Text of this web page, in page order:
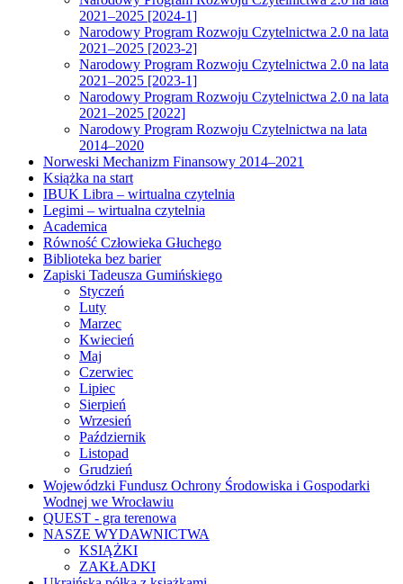
2021–2025 [2024-1]
Narodowy Program Rozwoju Czytelnictwa 2.0 na lata
2021–2025 [2023-2]
Narodowy Program Rozwoju Czytelnictwa 2.0 na lata
2021–2025 [2023-1]
Narodowy Program Rozwoju Czytelnictwa 2.0 na lata
2021–2025 [2022]
Narodowy Program Rozwoju Czytelnictwa na lata
2014–2020
Norweski Mechanizm Finansowy 2014–2021
Książka na start
IBUK Libra – wirtualna czytelnia
Legimi – wirtualna czytelnia
Academica
Równość Człowieka Głuchego
Biblioteka bez barier
Zapiski Tadeusza Gumińskiego
Styczeń
Luty
Marzec
Kwiecień
Maj
Czerwiec
Lipiec
Sierpień
Wrzesień
Październik
Listopad
Grudzień
Wojewódzki Fundusz Ochrony Środowiska i Gospodarki
Wodnej we Wrocławiu
QUEST - gra terenowa
NASZE WYDAWNICTWA
KSIĄŻKI
ZAKŁADKI